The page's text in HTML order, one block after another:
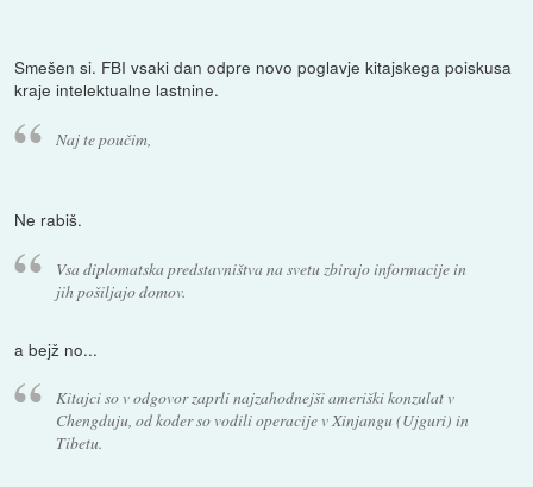
Smešen si. FBI vsaki dan odpre novo poglavje kitajskega poiskusa
kraje intelektualne lastnine.
Naj te poučim,
Ne rabiš.
Vsa diplomatska predstavništva na svetu zbirajo informacije in
jih pošiljajo domov.
a bejž no...
Kitajci so v odgovor zaprli najzahodnejši ameriški konzulat v
Chengduju, od koder so vodili operacije v Xinjangu (Ujguri) in
Tibetu.